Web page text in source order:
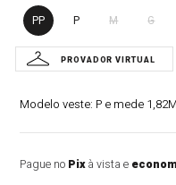
PP P M G
Modelo veste: P e mede 1,82M
Pague no Pixà vista e